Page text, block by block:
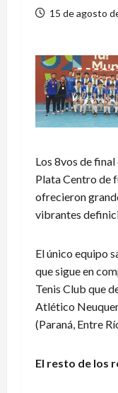
15 de agosto
Los 8vos de
Plata Centro de
ofrecieron
vibrantes
El único equipo
que sigue en
Tenis Club que
Atlético
(Paraná, Entre
El resto de los